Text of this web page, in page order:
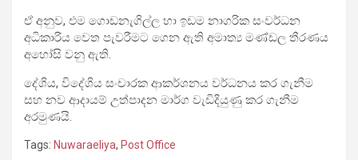
ඒ අනුව, එම ගොඩනැගිල්ල හා ඉඩම නාගරික සංවර්ධන
අධිකාරිය වෙත පැවරීමට ගෙන ඇති අමාත්‍ය මණ්ඩල තීරණය
අහෝසි වනු ඇති.
දේශිය, විදේශිය සංචාරක ආකර්ශනය වර්ධනය කර ගැනීම
සහ නව ආදායම් උත්පාදන මාර්ග වැඩිදියුණු කර ගැනීම
අරමුණයි.
Tags: Nuwaraeliya, Post Office